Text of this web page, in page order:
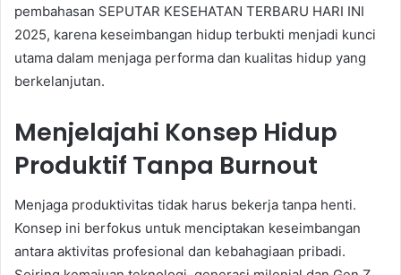
pembahasan SEPUTAR KESEHATAN TERBARU HARI INI
2025, karena keseimbangan hidup terbukti menjadi kunci
utama dalam menjaga performa dan kualitas hidup yang
berkelanjutan.
Menjelajahi Konsep Hidup
Produktif Tanpa Burnout
Menjaga produktivitas tidak harus bekerja tanpa henti.
Konsep ini berfokus untuk menciptakan keseimbangan
antara aktivitas profesional dan kebahagiaan pribadi.